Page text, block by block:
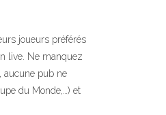
joueurs préférés
live. Ne manquez
aucune pub ne
du Monde,…) et